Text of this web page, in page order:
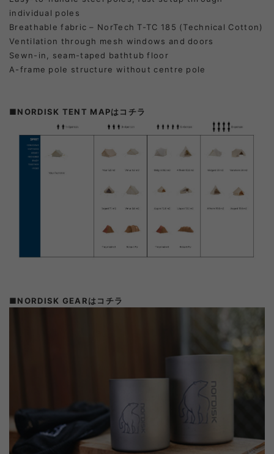
individual poles
Breathable fabric – NorTech T-TC 185 (Technical Cotton)
Ventilation through mesh windows and doors
Sewn-in, seam-taped bathtub floor
A-frame pole structure without centre pole
■NORDISK TENT MAPはコチラ
■NORDISK GEARはコチラ